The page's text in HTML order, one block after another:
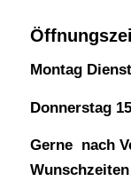
Montag
Donnerstag
Gerne nach
Wunschzeiten